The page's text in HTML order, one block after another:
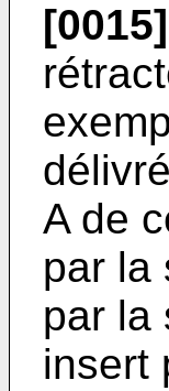
[0015]
A de
par la
par la
insert